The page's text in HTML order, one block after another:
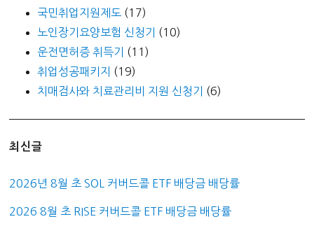
국민취업지원제도 (17)
노인장기요양보험 신청기
(10)
운전면허증 취득기
(11)
취업성공패키지
(19)
치매검사와 치료관리비 지원 신청기
(6)
최신글
2026년 8월 초 SOL 커버드콜 ETF 배당금 배당률
2026 8월 초 RISE 커버드콜 ETF 배당금 배당률